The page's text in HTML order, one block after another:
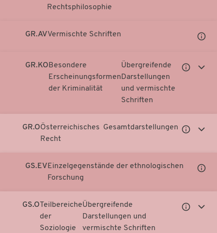
Rechtsphilosophie
GR.AVVermischte Schriften
GR.KO Besondere
Erscheinungsformen
der Kriminalität
Übergreifende
Darstellungen
und vermischte
Schriften
GR.OÖsterreichisches
Recht
Gesamtdarstellungen
GS.EV Einzelgegenstände der ethnologischen
Forschung
GS.OTeilbereiche
der
Soziologie
Übergreifende
Darstellungen und
vermischte Schriften